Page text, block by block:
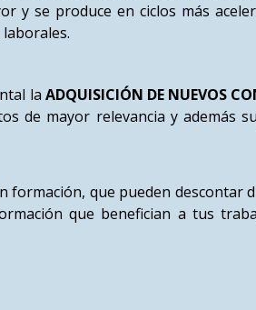
y se produce en ciclos más
la ADQUISICIÓN DE NUEVOS
de mayor relevancia y además
que pueden descontar
que benefician a tus